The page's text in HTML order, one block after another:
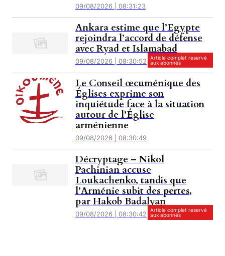
09/08/2026 | 08:31:23
Ankara estime que l’Egypte
rejoindra l’accord de défense
avec Ryad et Islamabad
09/08/2026 | 08:30:52
Article complet reservé
aux abonnés
Le Conseil œcuménique des
Églises exprime son
inquiétude face à la situation
autour de l’Église
arménienne
09/08/2026 | 08:30:49
Décryptage – Nikol
Pachinian accuse
Loukachenko, tandis que
l’Arménie subit des pertes,
par Hakob Badalyan
09/08/2026 | 08:30:42
Article complet reservé
aux abonnés